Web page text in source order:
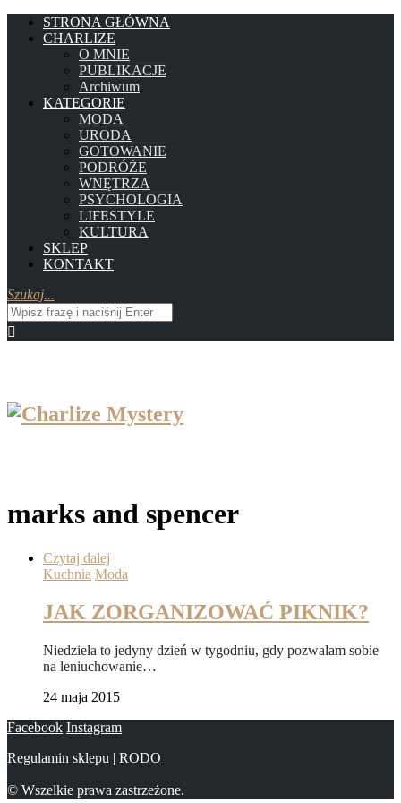
STRONA GŁÓWNA
CHARLIZE
O MNIE
PUBLIKACJE
Archiwum
KATEGORIE
MODA
URODA
GOTOWANIE
PODRÓŻE
WNĘTRZA
PSYCHOLOGIA
LIFESTYLE
KULTURA
SKLEP
KONTAKT
Szukaj...
marks and spencer
Czytaj dalej
Kuchnia Moda
JAK ZORGANIZOWAĆ PIKNIK?
Niedziela to jedyny dzień w tygodniu, gdy pozwalam sobie
na leniuchowanie…
24 maja 2015
Facebook Instagram
Regulamin sklepu | RODO
© Wszelkie prawa zastrzeżone.